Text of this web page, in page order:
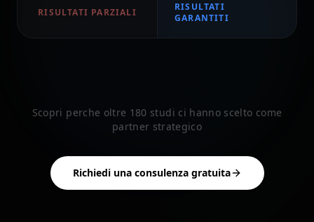
RISULTATI PARZIALI
RISULTATI
GARANTITI
Scopri perche oltre 180 studi ci hanno scelto come
partner strategico
Richiedi una consulenza gratuita